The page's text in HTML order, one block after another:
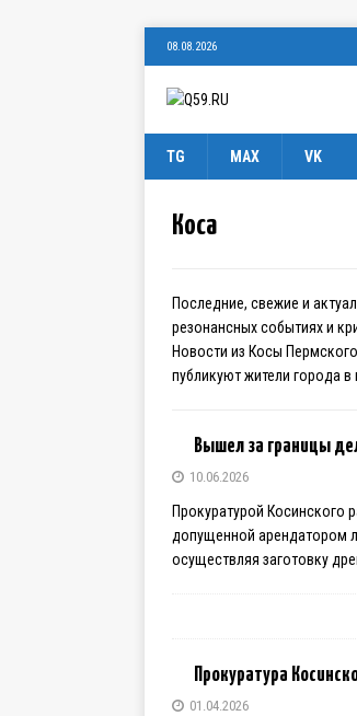
08.08.2026
TG MAX VK
Коса
Последние, свежие и
резонансных событиях и
Новости из Косы
публикуют жители города
Вышел за границы
10.06.2026
Прокуратурой Косинского
допущенной арендатором
осуществляя заготовку
Прокуратура
01.04.2026